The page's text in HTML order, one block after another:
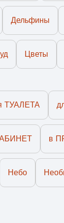
Дельфины
Цветы
ТУАЛЕТА
в
Небо